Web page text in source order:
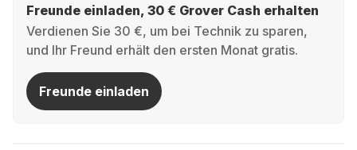
Freunde einladen, 30 € Grover Cash erhalten
Verdienen Sie 30 €, um bei Technik zu sparen,
und Ihr Freund erhält den ersten Monat gratis.
Freunde einladen